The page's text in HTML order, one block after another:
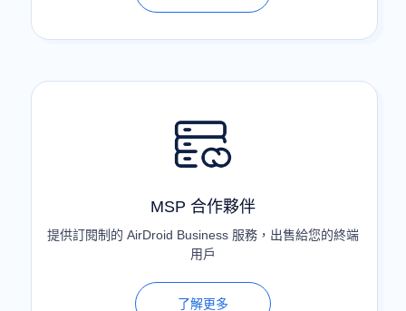
MSP 合作夥伴
提供訂閱制的 AirDroid Business 服務，出售給您的終端
用戶
了解更多